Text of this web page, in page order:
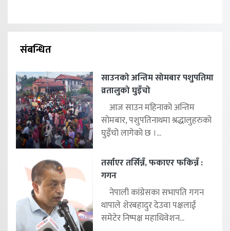
संबन्धित
साउनको अन्तिम सोमबार पशुपतिमा
व्रतालुको घुइँचो
आज साउन महिनाको अन्तिम
सोमबार, पशुपतिनाथमा श्रद्धालुहरुको
घुइँचो लागेको छ ।...
तर्साएर तर्सिन्नँ, फकाएर फकिन्नँ :
गगन
नेपाली कांग्रेसका सभापति गगन
थापाले शेरबहादुर देउवा पक्षलाई
समेटेर निष्पक्ष महाधिवेशन...